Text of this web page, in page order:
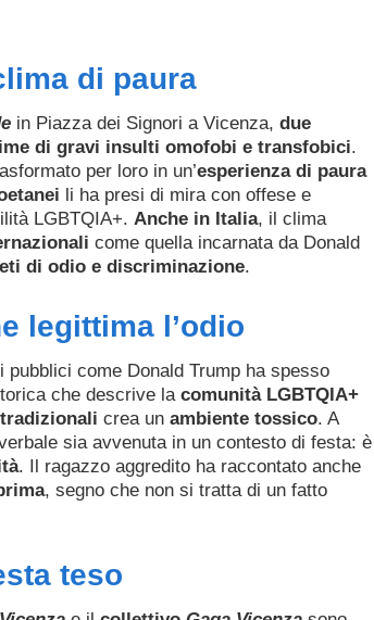
di paura
in Piazza dei Signori a Vicenza, due
di gravi insulti omofobi e transfobici.
per loro in un’esperienza di paura
li ha presi di mira con offese e
LGBTQIA+. Anche in Italia, il clima
come quella incarnata da Donald
di odio e discriminazione.
legittima l’odio
pubblici come Donald Trump ha spesso
che descrive la comunità LGBTQIA+
crea un ambiente tossico. A
sia avvenuta in un contesto di festa: è
. Il ragazzo aggredito ha raccontato anche
, segno che non si tratta di un fatto
teso